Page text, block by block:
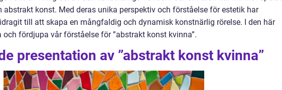
abstrakt konst. Med deras unika perspektiv och förståelse för estetik har
till att skapa en mångfaldig och dynamisk konstnärlig rörelse. I den här
fördjupa vår förståelse för ”abstrakt konst kvinna”.
presentation av ”abstrakt konst kvinna”